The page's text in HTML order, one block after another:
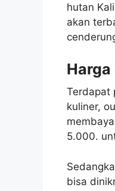
hutan
akan
Terdapat
kuliner,
5.000.
bisa